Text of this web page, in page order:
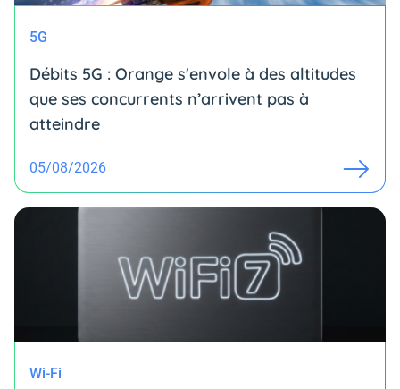
5G
Débits 5G : Orange s'envole à des altitudes
que ses concurrents n’arrivent pas à
atteindre
05/08/2026
Wi-Fi